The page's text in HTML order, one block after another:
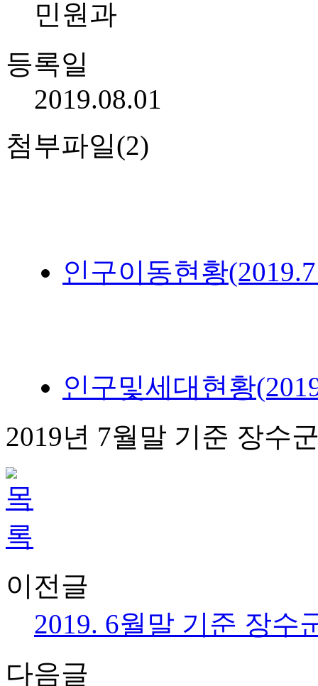
민원과
등록일
2019.08.01
첨부파일(2)
인구이동현황
인구및세대현황
2019년 7월말 기준 장수
이전글
2019. 6월말 기준 장수
다음글